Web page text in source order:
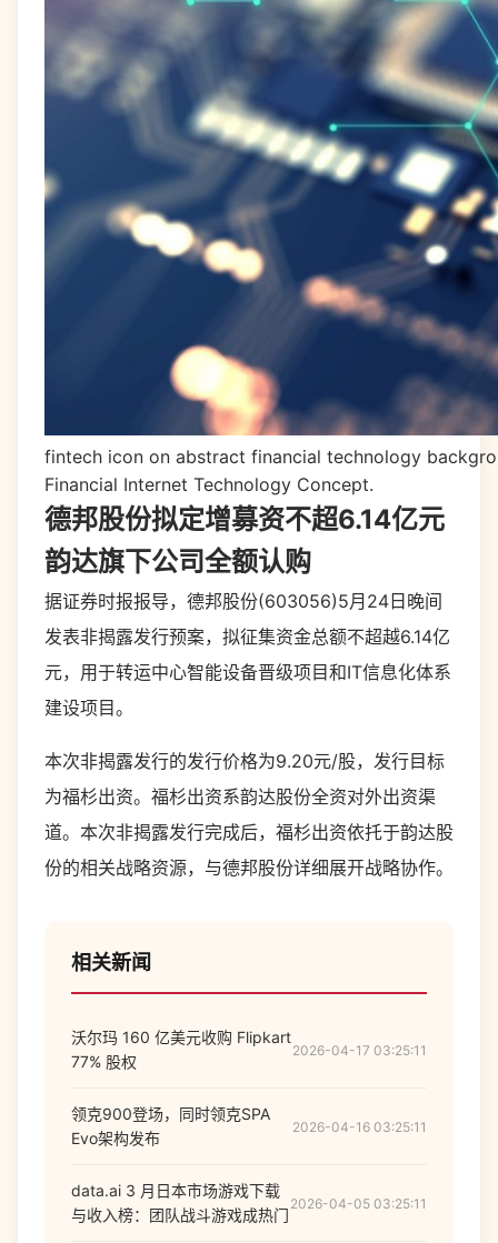
fintech icon on abstract financial technology
Financial Internet Technology Concept.
德邦股份拟定增募资不超6.14亿元
韵达旗下公司全额认购
据证券时报报导，德邦股份(603056)5月24日晚间
发表非揭露发行预案，拟征集资金总额不超越6.14亿
元，用于转运中心智能设备晋级项目和IT信息化体系
建设项目。
本次非揭露发行的发行价格为9.20元/股，发行目标
为福杉出资。福杉出资系韵达股份全资对外出资渠
道。本次非揭露发行完成后，福杉出资依托于韵达股
份的相关战略资源，与德邦股份详细展开战略协作。
相关新闻
沃尔玛 160 亿美元收购 Flipkart
77% 股权
2026-04-17 03:25:11
领克900登场，同时领克SPA
Evo架构发布
2026-04-16 03:25:11
data.ai 3 月日本市场游戏下载
与收入榜：团队战斗游戏成热门
2026-04-05 03:25:11